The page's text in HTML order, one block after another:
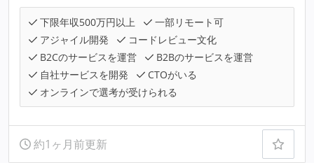
下限年収500万円以上
一部リモート可
アジャイル開発
コードレビュー文化
B2Cのサービスを運営
B2Bのサービスを運営
自社サービスを開発
CTOがいる
オンラインで選考が受けられる
約1ヶ月前更新